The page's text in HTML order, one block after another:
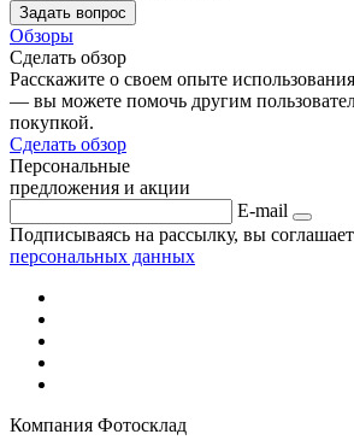
Задать вопрос
Обзоры
Сделать обзор
Расскажите о своем опыте
— вы можете помочь другим
покупкой.
Сделать обзор
Персональные
предложения и акции
E-mail
Подписываясь на рассылку, вы
персональных данных
Компания Фотосклад